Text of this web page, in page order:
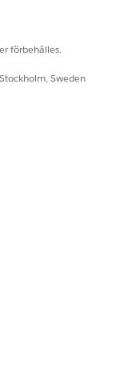
förbehålles.
Sweden